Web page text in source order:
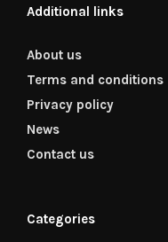
Additional links
About us
Terms and conditions
Privacy policy
News
Contact us
Categories